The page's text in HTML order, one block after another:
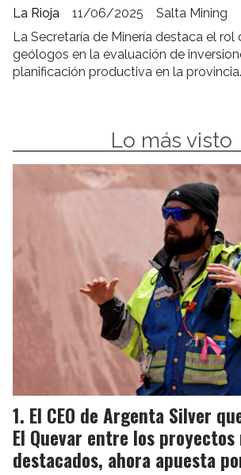
Salta Mining
La Rioja
11/06/2025
La Secretaría de Minería destaca el rol
geólogos en la evaluación de
planificación productiva en la provincia.
Lo más visto
El CEO de Argenta Silver
El Quevar entre los proyectos
destacados, ahora apuesta